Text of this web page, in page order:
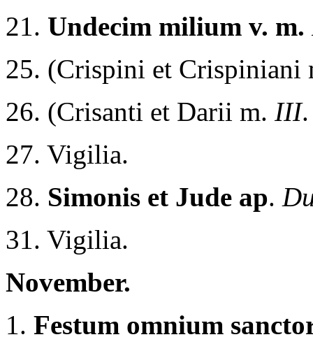
21. Undecim milium v. m.
25. (Crispini et Crispiniani
26. (Crisanti et Darii m. III
27. Vigilia.
28. Simonis et Jude ap.
31. Vigilia.
November.
1. Festum omnium